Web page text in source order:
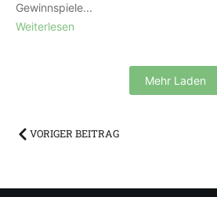
Gewinnspiele...
Weiterlesen
Mehr Laden
VORIGER BEITRAG